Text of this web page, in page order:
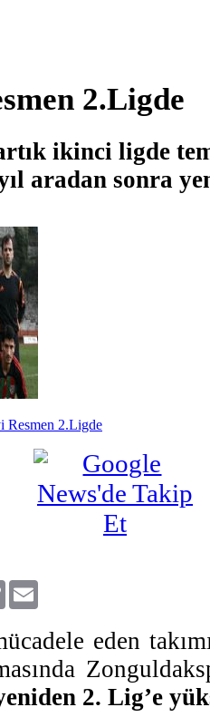
2.Ligde
ikinci ligde
aradan sonra
Resmen 2.Ligde
Copy
Link
eden
2. Lig’e